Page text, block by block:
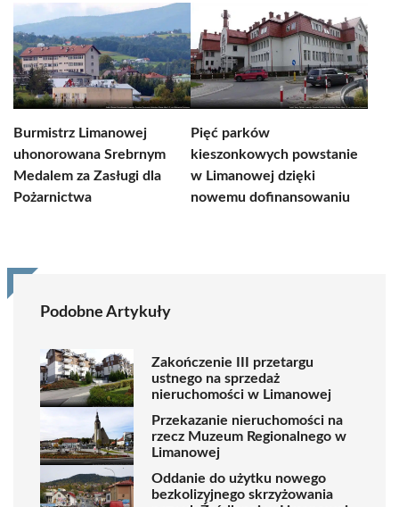
Burmistrz Limanowej
uhonorowana Srebrnym
Medalem za Zasługi dla
Pożarnictwa
Pięć parków
kieszonkowych powstanie
w Limanowej dzięki
nowemu dofinansowaniu
Podobne Artykuły
Zakończenie III przetargu
ustnego na sprzedaż
nieruchomości w Limanowej
Przekazanie nieruchomości na
rzecz Muzeum Regionalnego w
Limanowej
Oddanie do użytku nowego
bezkolizyjnego skrzyżowania